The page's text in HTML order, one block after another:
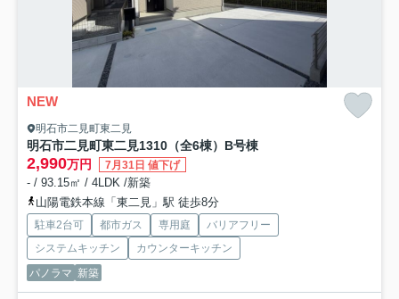
NEW
明石市二見町東二見
明石市二見町東二見1310（全6棟）B号棟
2,990万円 7月31日 値下げ
- / 93.15㎡ / 4LDK /新築
山陽電鉄本線「東二見」駅 徒歩8分
駐車2台可 都市ガス 専用庭
バリアフリー
システムキッチン
カウンターキッチン
パノラマ 新築